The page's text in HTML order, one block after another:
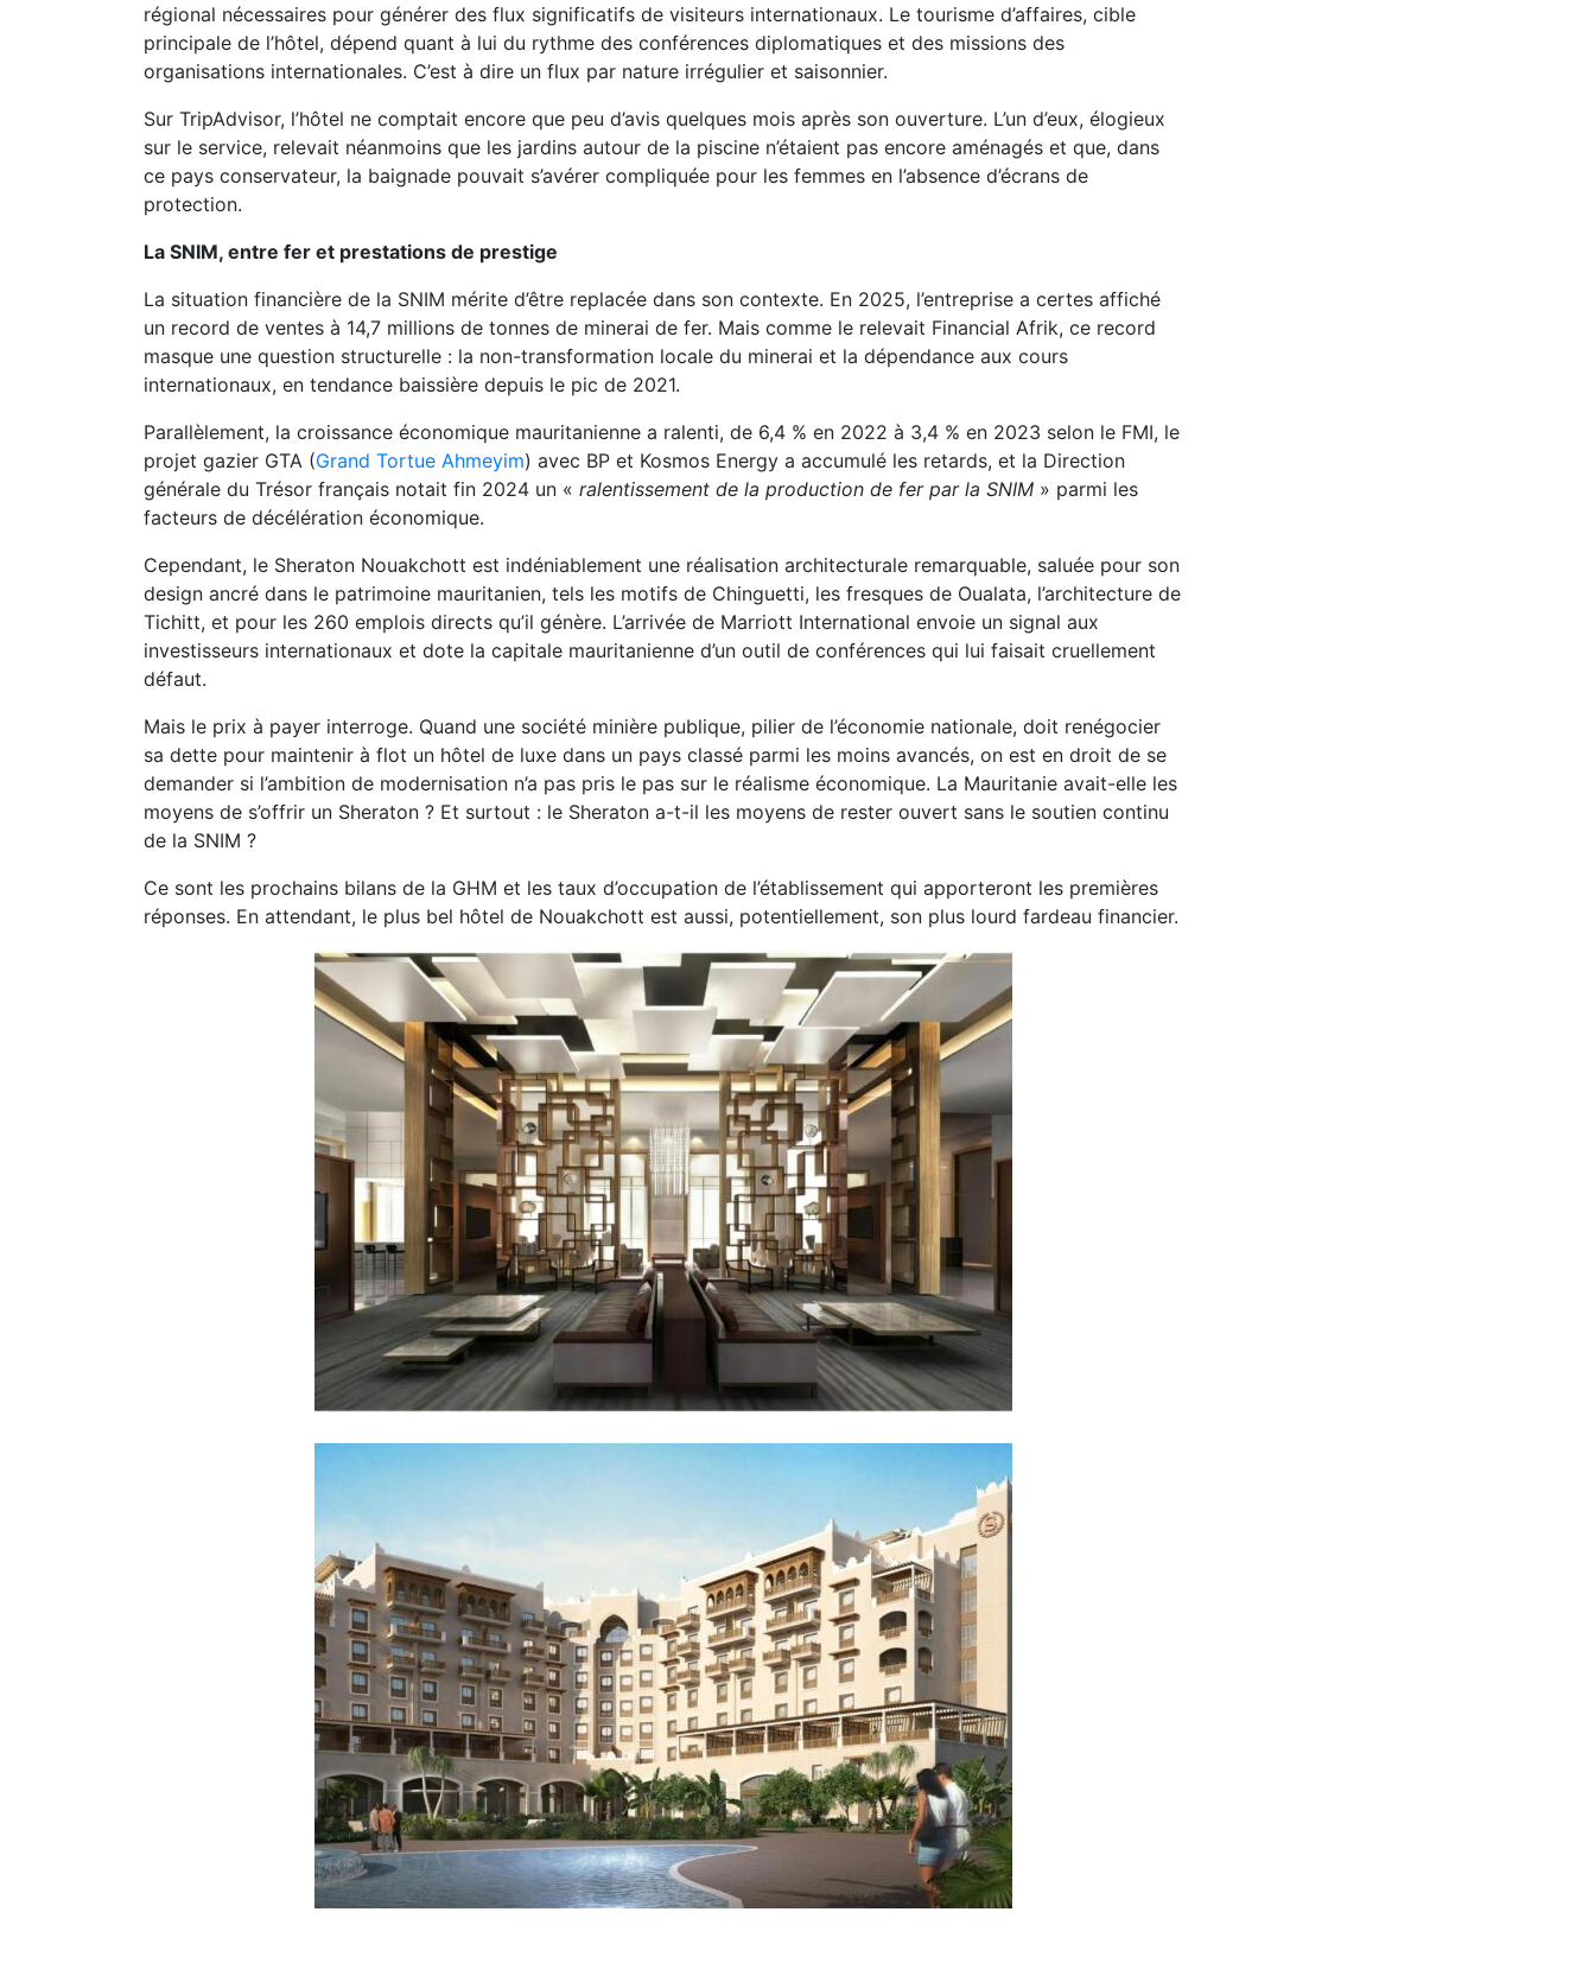
régional nécessaires pour générer des flux significatifs de visiteurs internationaux. Le tourisme d’affaires, cible
principale de l’hôtel, dépend quant à lui du rythme des conférences diplomatiques et des missions des
organisations internationales. C’est à dire un flux par nature irrégulier et saisonnier.
Sur TripAdvisor, l’hôtel ne comptait encore que peu d’avis quelques mois après son ouverture. L’un d’eux, élogieux
sur le service, relevait néanmoins que les jardins autour de la piscine n’étaient pas encore aménagés et que, dans
ce pays conservateur, la baignade pouvait s’avérer compliquée pour les femmes en l’absence d’écrans de
protection.
La SNIM, entre fer et prestations de prestige
La situation financière de la SNIM mérite d’être replacée dans son contexte. En 2025, l’entreprise a certes affiché
un record de ventes à 14,7 millions de tonnes de minerai de fer. Mais comme le relevait Financial Afrik, ce record
masque une question structurelle : la non-transformation locale du minerai et la dépendance aux cours
internationaux, en tendance baissière depuis le pic de 2021.
Parallèlement, la croissance économique mauritanienne a ralenti, de 6,4 % en 2022 à 3,4 % en 2023 selon le FMI, le
projet gazier GTA (Grand Tortue Ahmeyim) avec BP et Kosmos Energy a accumulé les retards, et la Direction
générale du Trésor français notait fin 2024 un «ralentissement de la production de fer par la SNIM » parmi les
facteurs de décélération économique.
Cependant, le Sheraton Nouakchott est indéniablement une réalisation architecturale remarquable, saluée pour son
design ancré dans le patrimoine mauritanien, tels les motifs de Chinguetti, les fresques de Oualata, l’architecture de
Tichitt, et pour les 260 emplois directs qu’il génère. L’arrivée de Marriott International envoie un signal aux
investisseurs internationaux et dote la capitale mauritanienne d’un outil de conférences qui lui faisait cruellement
défaut.
Mais le prix à payer interroge. Quand une société minière publique, pilier de l’économie nationale, doit renégocier
sa dette pour maintenir à flot un hôtel de luxe dans un pays classé parmi les moins avancés, on est en droit de se
demander si l’ambition de modernisation n’a pas pris le pas sur le réalisme économique. La Mauritanie avait-elle les
moyens de s’offrir un Sheraton ? Et surtout : le Sheraton a-t-il les moyens de rester ouvert sans le soutien continu
de la SNIM ?
Ce sont les prochains bilans de la GHM et les taux d’occupation de l’établissement qui apporteront les premières
réponses. En attendant, le plus bel hôtel de Nouakchott est aussi, potentiellement, son plus lourd fardeau financier.